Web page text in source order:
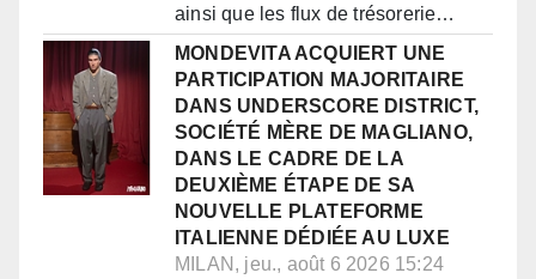
ainsi que les flux de trésorerie…
MONDEVITA ACQUIERT UNE
PARTICIPATION MAJORITAIRE
DANS UNDERSCORE DISTRICT,
SOCIÉTÉ MÈRE DE MAGLIANO,
DANS LE CADRE DE LA
DEUXIÈME ÉTAPE DE SA
NOUVELLE PLATEFORME
ITALIENNE DÉDIÉE AU LUXE
MILAN, jeu., août 6 2026 15:24